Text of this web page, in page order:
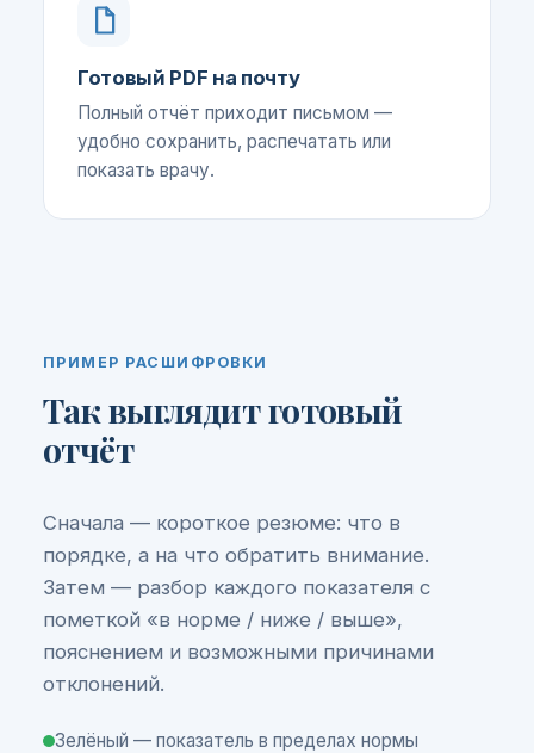
Готовый PDF на почту
Полный отчёт приходит письмом —
удобно сохранить, распечатать или
показать врачу.
ПРИМЕР РАСШИФРОВКИ
Так выглядит готовый
отчёт
Сначала — короткое резюме: что в
порядке, а на что обратить внимание.
Затем — разбор каждого показателя с
пометкой «в норме / ниже / выше»,
пояснением и возможными причинами
отклонений.
Зелёный — показатель в пределах нормы